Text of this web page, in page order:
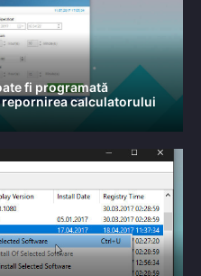
fi programată
calculatorului